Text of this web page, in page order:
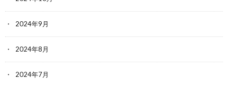
2024年9月
2024年8月
2024年7月